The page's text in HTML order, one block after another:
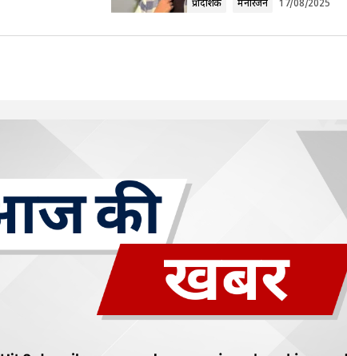
प्रादेशिक मनोरंजन 17/08/2025